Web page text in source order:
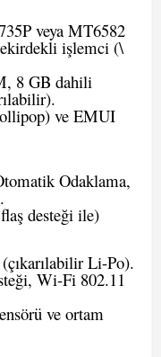
veya MT6582
işlemci (\
8 GB dahili
ve EMUI
Odaklama,
desteği ile)
Li-Po).
Wi-Fi 802.11
ve ortam